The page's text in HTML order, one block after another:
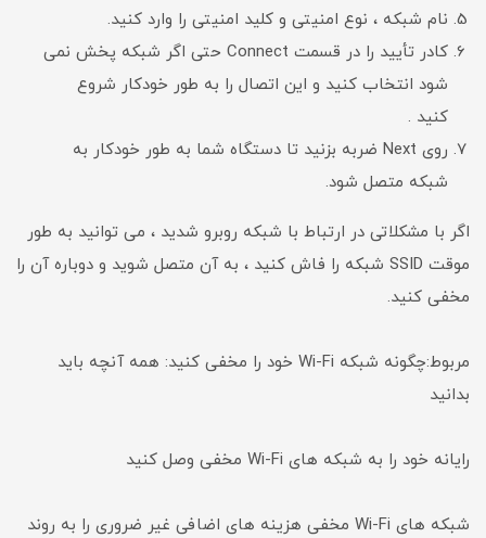
نام شبکه ، نوع امنیتی و کلید امنیتی را وارد کنید.
کادر تأیید را در قسمت Connect حتی اگر شبکه پخش نمی
شود انتخاب کنید و این اتصال را به طور خودکار شروع
کنید .
روی Next ضربه بزنید تا دستگاه شما به طور خودکار به
شبکه متصل شود.
اگر با مشکلاتی در ارتباط با شبکه روبرو شدید ، می توانید به طور
موقت SSID شبکه را فاش کنید ، به آن متصل شوید و دوباره آن را
مخفی کنید.
مربوط:چگونه شبکه Wi-Fi خود را مخفی کنید: همه آنچه باید
بدانید
رایانه خود را به شبکه های Wi-Fi مخفی وصل کنید
شبکه های Wi-Fi مخفی هزینه های اضافی غیر ضروری را به روند